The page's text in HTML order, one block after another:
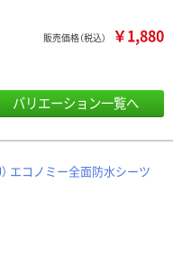
販売価格（税込） ￥1,880
バリエーション一覧へ
） エコノミー全面防水シーツ